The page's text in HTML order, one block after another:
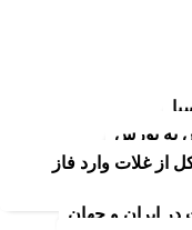
به بورس
از غلات وارد فاز
ایران و جهان